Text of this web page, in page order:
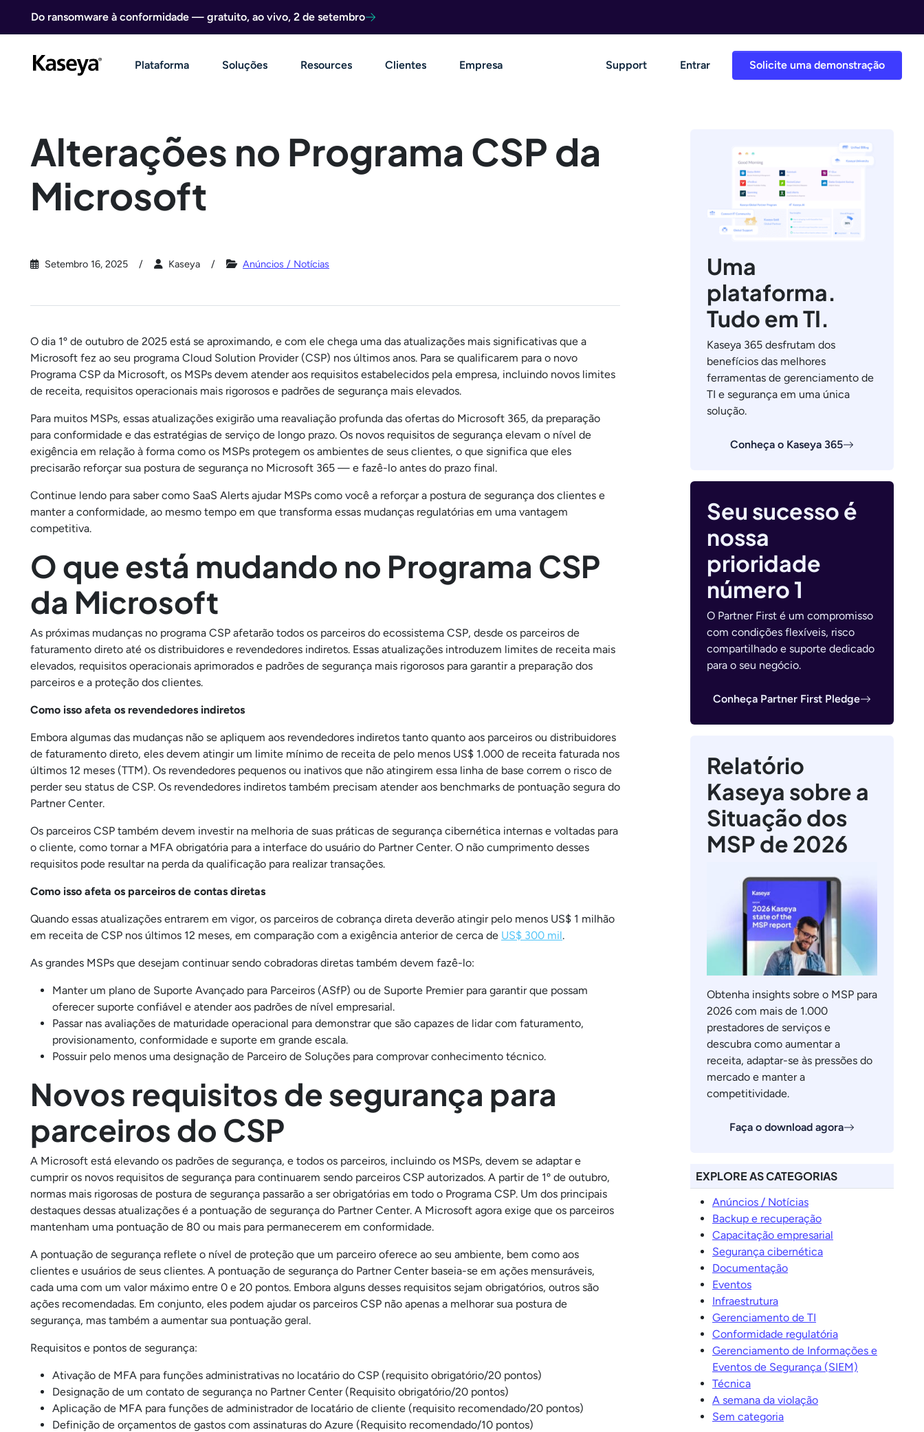
Do ransomware à conformidade — gratuito, ao vivo, 2 de setembro
Solicite uma demonstração
Plataforma Soluções Resources Clientes Empresa Support Entrar
Alterações no Programa CSP da
Microsoft
Setembro 16, 2025 Kaseya Anúncios / Notícias
O dia 1º de outubro de 2025 está se aproximando, e com ele chega uma das atualizações mais significativas que a
Microsoft fez ao seu programa Cloud Solution Provider (CSP) nos últimos anos. Para se qualificarem para o novo
Programa CSP da Microsoft, os MSPs devem atender aos requisitos estabelecidos pela empresa, incluindo novos limites
de receita, requisitos operacionais mais rigorosos e padrões de segurança mais elevados.
Para muitos MSPs, essas atualizações exigirão uma reavaliação profunda das ofertas do Microsoft 365, da preparação
para conformidade e das estratégias de serviço de longo prazo. Os novos requisitos de segurança elevam o nível de
exigência em relação à forma como os MSPs protegem os ambientes de seus clientes, o que significa que eles
precisarão reforçar sua postura de segurança no Microsoft 365 — e fazê-lo antes do prazo final.
Continue lendo para saber como SaaS Alerts ajudar MSPs como você a reforçar a postura de segurança dos clientes e
manter a conformidade, ao mesmo tempo em que transforma essas mudanças regulatórias em uma vantagem
competitiva.
O que está mudando no Programa CSP
da Microsoft
As próximas mudanças no programa CSP afetarão todos os parceiros do ecossistema CSP, desde os parceiros de
faturamento direto até os distribuidores e revendedores indiretos. Essas atualizações introduzem limites de receita mais
elevados, requisitos operacionais aprimorados e padrões de segurança mais rigorosos para garantir a preparação dos
parceiros e a proteção dos clientes.
Como isso afeta os revendedores indiretos
Embora algumas das mudanças não se apliquem aos revendedores indiretos tanto quanto aos parceiros ou distribuidores
de faturamento direto, eles devem atingir um limite mínimo de receita de pelo menos US$ 1.000 de receita faturada nos
últimos 12 meses (TTM). Os revendedores pequenos ou inativos que não atingirem essa linha de base correm o risco de
perder seu status de CSP. Os revendedores indiretos também precisam atender aos benchmarks de pontuação segura do
Partner Center.
Os parceiros CSP também devem investir na melhoria de suas práticas de segurança cibernética internas e voltadas para
o cliente, como tornar a MFA obrigatória para a interface do usuário do Partner Center. O não cumprimento desses
requisitos pode resultar na perda da qualificação para realizar transações.
Como isso afeta os parceiros de contas diretas
Quando essas atualizações entrarem em vigor, os parceiros de cobrança direta deverão atingir pelo menos US$ 1 milhão
em receita de CSP nos últimos 12 meses, em comparação com a exigência anterior de cerca de US$ 300 mil.
As grandes MSPs que desejam continuar sendo cobradoras diretas também devem fazê-lo:
Manter um plano de Suporte Avançado para Parceiros (ASfP) ou de Suporte Premier para garantir que possam
oferecer suporte confiável e atender aos padrões de nível empresarial.
Passar nas avaliações de maturidade operacional para demonstrar que são capazes de lidar com faturamento,
provisionamento, conformidade e suporte em grande escala.
Possuir pelo menos uma designação de Parceiro de Soluções para comprovar conhecimento técnico.
Novos requisitos de segurança para
parceiros do CSP
A Microsoft está elevando os padrões de segurança, e todos os parceiros, incluindo os MSPs, devem se adaptar e
cumprir os novos requisitos de segurança para continuarem sendo parceiros CSP autorizados. A partir de 1º de outubro,
normas mais rigorosas de postura de segurança passarão a ser obrigatórias em todo o Programa CSP. Um dos principais
destaques dessas atualizações é a pontuação de segurança do Partner Center. A Microsoft agora exige que os parceiros
mantenham uma pontuação de 80 ou mais para permanecerem em conformidade.
A pontuação de segurança reflete o nível de proteção que um parceiro oferece ao seu ambiente, bem como aos
clientes e usuários de seus clientes. A pontuação de segurança do Partner Center baseia-se em ações mensuráveis,
cada uma com um valor máximo entre 0 e 20 pontos. Embora alguns desses requisitos sejam obrigatórios, outros são
ações recomendadas. Em conjunto, eles podem ajudar os parceiros CSP não apenas a melhorar sua postura de
segurança, mas também a aumentar sua pontuação geral.
Requisitos e pontos de segurança:
Ativação de MFA para funções administrativas no locatário do CSP (requisito obrigatório/20 pontos)
Designação de um contato de segurança no Partner Center (Requisito obrigatório/20 pontos)
Aplicação de MFA para funções de administrador de locatário de cliente (requisito recomendado/20 pontos)
Definição de orçamentos de gastos com assinaturas do Azure (Requisito recomendado/10 pontos)
Uma
plataforma.
Tudo em TI.
Kaseya 365 desfrutam dos
benefícios das melhores
ferramentas de gerenciamento de
TI e segurança em uma única
solução.
Conheça o Kaseya 365
Seu sucesso é
nossa
prioridade
número 1
O Partner First é um compromisso
com condições flexíveis, risco
compartilhado e suporte dedicado
para o seu negócio.
Conheça Partner First Pledge
Relatório
Kaseya sobre a
Situação dos
MSP de 2026
Obtenha insights sobre o MSP para
2026 com mais de 1.000
prestadores de serviços e
descubra como aumentar a
receita, adaptar-se às pressões do
mercado e manter a
competitividade.
Faça o download agora
EXPLORE AS CATEGORIAS
Anúncios / Notícias
Backup e recuperação
Capacitação empresarial
Segurança cibernética
Documentação
Eventos
Infraestrutura
Gerenciamento de TI
Conformidade regulatória
Gerenciamento de Informações e
Eventos de Segurança (SIEM)
Técnica
A semana da violação
Sem categoria